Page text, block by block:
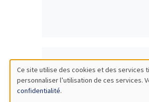
Mardi 9 avril 2024
10:30 à 12:00
MEGA
Utilisation
Ce site utilise des cookies et des services
personnaliser l’utilisation de ces services.
confidentialité.